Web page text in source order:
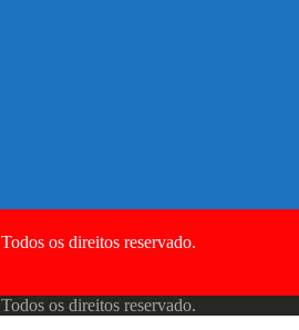
os direitos reservado.
os direitos reservado.